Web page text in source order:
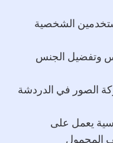
الشخصية
وتفضيل الجنس
الصور في الدردشة
يعمل على
المحمول